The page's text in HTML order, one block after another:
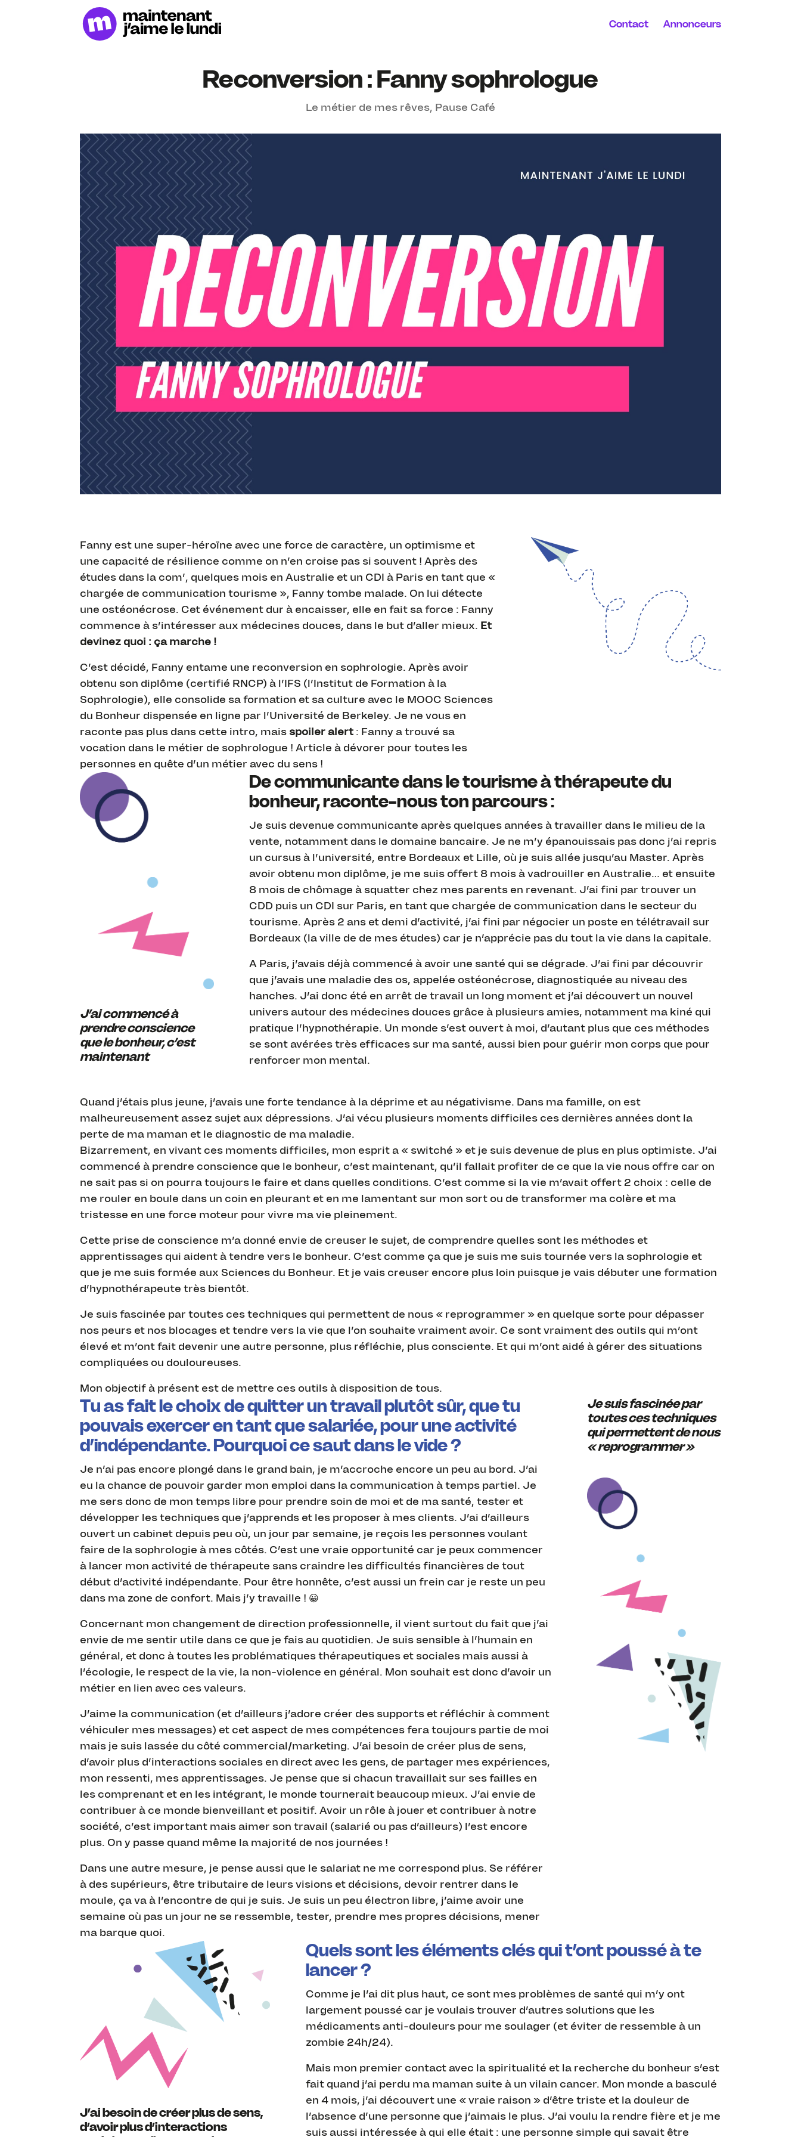
Contact Annonceurs
Reconversion : Fanny sophrologue
Le métier de mes rêves, Pause Café
Fanny est une super-héroïne avec une force de caractère, un optimisme et
une capacité de résilience comme on n’en croise pas si souvent ! Après des
études dans la com’, quelques mois en Australie et un CDI à Paris en tant que «
chargée de communication tourisme », Fanny tombe malade. On lui détecte
une ostéonécrose. Cet événement dur à encaisser, elle en fait sa force : Fanny
commence à s’intéresser aux médecines douces, dans le but d’aller mieux. Et
devinez quoi : ça marche !
C’est décidé, Fanny entame une reconversion en sophrologie. Après avoir
obtenu son diplôme (certifié RNCP) à l’IFS (l’Institut de Formation à la
Sophrologie), elle consolide sa formation et sa culture avec le MOOC Sciences
du Bonheur dispensée en ligne par l’Université de Berkeley. Je ne vous en
raconte pas plus dans cette intro, maisspoiler alert : Fanny a trouvé sa
vocation dans le métier de sophrologue ! Article à dévorer pour toutes les
personnes en quête d’un métier avec du sens !
J’ai commencé à
prendre conscience
que le bonheur, c’est
maintenant
De communicante dans le tourisme à thérapeute du
bonheur, raconte-nous ton parcours :
Je suis devenue communicante après quelques années à travailler dans le milieu de la
vente, notamment dans le domaine bancaire. Je ne m’y épanouissais pas donc j’ai repris
un cursus à l’université, entre Bordeaux et Lille, où je suis allée jusqu’au Master. Après
avoir obtenu mon diplôme, je me suis offert 8 mois à vadrouiller en Australie… et ensuite
8 mois de chômage à squatter chez mes parents en revenant. J’ai fini par trouver un
CDD puis un CDI sur Paris, en tant que chargée de communication dans le secteur du
tourisme. Après 2 ans et demi d’activité, j’ai fini par négocier un poste en télétravail sur
Bordeaux (la ville de de mes études) car je n’apprécie pas du tout la vie dans la capitale.
A Paris, j’avais déjà commencé à avoir une santé qui se dégrade. J’ai fini par découvrir
que j’avais une maladie des os, appelée ostéonécrose, diagnostiquée au niveau des
hanches. J’ai donc été en arrêt de travail un long moment et j’ai découvert un nouvel
univers autour des médecines douces grâce à plusieurs amies, notamment ma kiné qui
pratique l’hypnothérapie. Un monde s’est ouvert à moi, d’autant plus que ces méthodes
se sont avérées très efficaces sur ma santé, aussi bien pour guérir mon corps que pour
renforcer mon mental.
Quand j’étais plus jeune, j’avais une forte tendance à la déprime et au négativisme. Dans ma famille, on est
malheureusement assez sujet aux dépressions. J’ai vécu plusieurs moments difficiles ces dernières années dont la
perte de ma maman et le diagnostic de ma maladie.
Bizarrement, en vivant ces moments difficiles, mon esprit a « switché » et je suis devenue de plus en plus optimiste. J’ai
commencé à prendre conscience que le bonheur, c’est maintenant, qu’il fallait profiter de ce que la vie nous offre car on
ne sait pas si on pourra toujours le faire et dans quelles conditions. C’est comme si la vie m’avait offert 2 choix : celle de
me rouler en boule dans un coin en pleurant et en me lamentant sur mon sort ou de transformer ma colère et ma
tristesse en une force moteur pour vivre ma vie pleinement.
Cette prise de conscience m’a donné envie de creuser le sujet, de comprendre quelles sont les méthodes et
apprentissages qui aident à tendre vers le bonheur. C’est comme ça que je suis me suis tournée vers la sophrologie et
que je me suis formée aux Sciences du Bonheur. Et je vais creuser encore plus loin puisque je vais débuter une formation
d’hypnothérapeute très bientôt.
Je suis fascinée par toutes ces techniques qui permettent de nous « reprogrammer » en quelque sorte pour dépasser
nos peurs et nos blocages et tendre vers la vie que l’on souhaite vraiment avoir. Ce sont vraiment des outils qui m’ont
élevé et m’ont fait devenir une autre personne, plus réfléchie, plus consciente. Et qui m’ont aidé à gérer des situations
compliquées ou douloureuses.
Mon objectif à présent est de mettre ces outils à disposition de tous.
Tu as fait le choix de quitter un travail plutôt sûr, que tu
pouvais exercer en tant que salariée, pour une activité
d’indépendante. Pourquoi ce saut dans le vide ?
Je n’ai pas encore plongé dans le grand bain, je m’accroche encore un peu au bord. J’ai
eu la chance de pouvoir garder mon emploi dans la communication à temps partiel. Je
me sers donc de mon temps libre pour prendre soin de moi et de ma santé, tester et
développer les techniques que j’apprends et les proposer à mes clients. J’ai d’ailleurs
ouvert un cabinet depuis peu où, un jour par semaine, je reçois les personnes voulant
faire de la sophrologie à mes côtés. C’est une vraie opportunité car je peux commencer
à lancer mon activité de thérapeute sans craindre les difficultés financières de tout
début d’activité indépendante. Pour être honnête, c’est aussi un frein car je reste un peu
dans ma zone de confort. Mais j’y travaille ! 😀
Concernant mon changement de direction professionnelle, il vient surtout du fait que j’ai
envie de me sentir utile dans ce que je fais au quotidien. Je suis sensible à l’humain en
général, et donc à toutes les problématiques thérapeutiques et sociales mais aussi à
l’écologie, le respect de la vie, la non-violence en général. Mon souhait est donc d’avoir un
métier en lien avec ces valeurs.
J’aime la communication (et d’ailleurs j’adore créer des supports et réfléchir à comment
véhiculer mes messages) et cet aspect de mes compétences fera toujours partie de moi
mais je suis lassée du côté commercial/marketing. J’ai besoin de créer plus de sens,
d’avoir plus d’interactions sociales en direct avec les gens, de partager mes expériences,
mon ressenti, mes apprentissages. Je pense que si chacun travaillait sur ses failles en
les comprenant et en les intégrant, le monde tournerait beaucoup mieux. J’ai envie de
contribuer à ce monde bienveillant et positif. Avoir un rôle à jouer et contribuer à notre
société, c’est important mais aimer son travail (salarié ou pas d’ailleurs) l’est encore
plus. On y passe quand même la majorité de nos journées !
Dans une autre mesure, je pense aussi que le salariat ne me correspond plus. Se référer
à des supérieurs, être tributaire de leurs visions et décisions, devoir rentrer dans le
moule, ça va à l’encontre de qui je suis. Je suis un peu électron libre, j’aime avoir une
semaine où pas un jour ne se ressemble, tester, prendre mes propres décisions, mener
ma barque quoi.
Je suis fascinée par
toutes ces techniques
qui permettent de nous
« reprogrammer »
J’ai besoin de créer plus de sens,
d’avoir plus d’interactions
Quels sont les éléments clés qui t’ont poussé à te
lancer ?
Comme je l’ai dit plus haut, ce sont mes problèmes de santé qui m’y ont
largement poussé car je voulais trouver d’autres solutions que les
médicaments anti-douleurs pour me soulager (et éviter de ressemble à un
zombie 24h/24).
Mais mon premier contact avec la spiritualité et la recherche du bonheur s’est
fait quand j’ai perdu ma maman suite à un vilain cancer. Mon monde a basculé
en 4 mois, j’ai découvert une « vraie raison » d’être triste et la douleur de
l’absence d’une personne que j’aimais le plus. J’ai voulu la rendre fière et je me
suis aussi intéressée à qui elle était : une personne simple qui savait être